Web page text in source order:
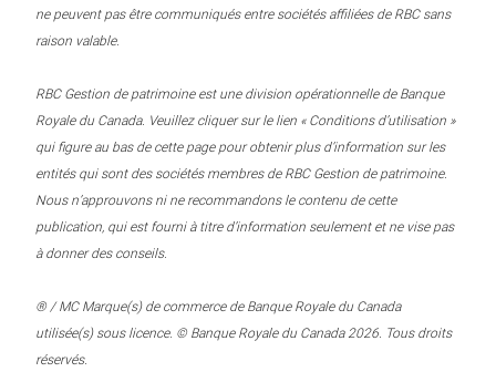
ne peuvent pas être communiqués entre sociétés affiliées de RBC sans
raison valable.
RBC Gestion de patrimoine est une division opérationnelle de Banque
Royale du Canada. Veuillez cliquer sur le lien « Conditions d’utilisation »
qui figure au bas de cette page pour obtenir plus d’information sur les
entités qui sont des sociétés membres de RBC Gestion de patrimoine.
Nous n’approuvons ni ne recommandons le contenu de cette
publication, qui est fourni à titre d’information seulement et ne vise pas
à donner des conseils.
® / MC Marque(s) de commerce de Banque Royale du Canada
utilisée(s) sous licence. © Banque Royale du Canada 2026. Tous droits
réservés.